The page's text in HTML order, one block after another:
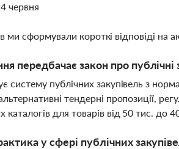
червня
ми сформували короткі відповіді на
передбачає закон про публічні
систему публічних закупівель з
тендерні пропозиції,
для товарів від 50 тис. до
у сфері публічних